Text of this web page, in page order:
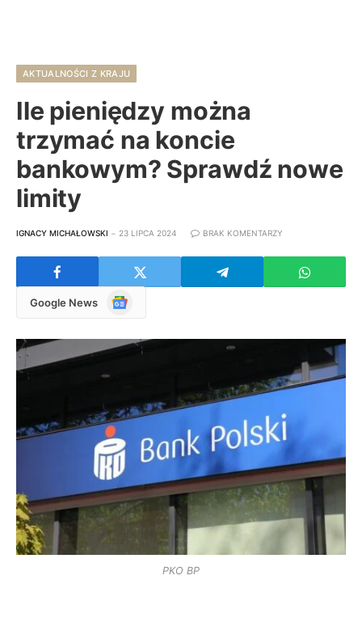
AKTUALNOŚCI Z KRAJU
Ile pieniędzy można
trzymać na koncie
bankowym? Sprawdź nowe
limity
IGNACY MICHAŁOWSKI 23 LIPCA 2024 BRAK KOMENTARZY
Google News
Google
PKO BP